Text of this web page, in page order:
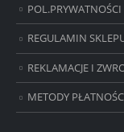
POL.PRYWATNOŚCI
REGULAMIN
REKLAMACJE I
METODY